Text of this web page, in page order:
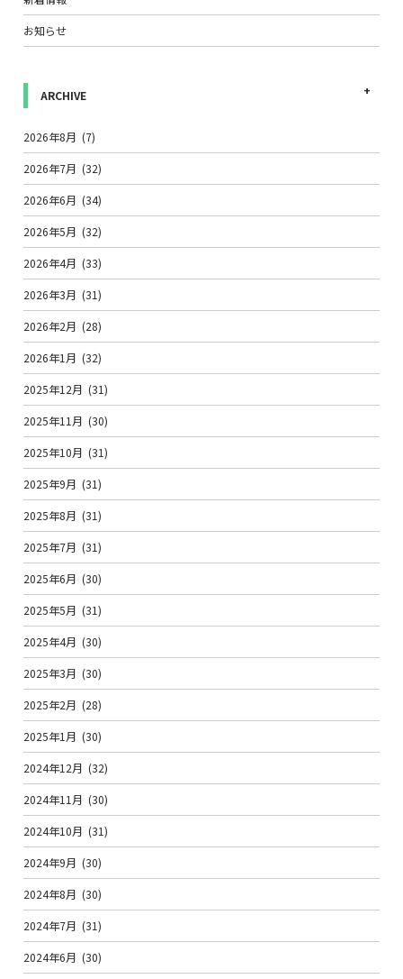
お知らせ
ARCHIVE
2026年8月 (7)
2026年7月 (32)
2026年6月 (34)
2026年5月 (32)
2026年4月 (33)
2026年3月 (31)
2026年2月 (28)
2026年1月 (32)
2025年12月 (31)
2025年11月 (30)
2025年10月 (31)
2025年9月 (31)
2025年8月 (31)
2025年7月 (31)
2025年6月 (30)
2025年5月 (31)
2025年4月 (30)
2025年3月 (30)
2025年2月 (28)
2025年1月 (30)
2024年12月 (32)
2024年11月 (30)
2024年10月 (31)
2024年9月 (30)
2024年8月 (30)
2024年7月 (31)
2024年6月 (30)